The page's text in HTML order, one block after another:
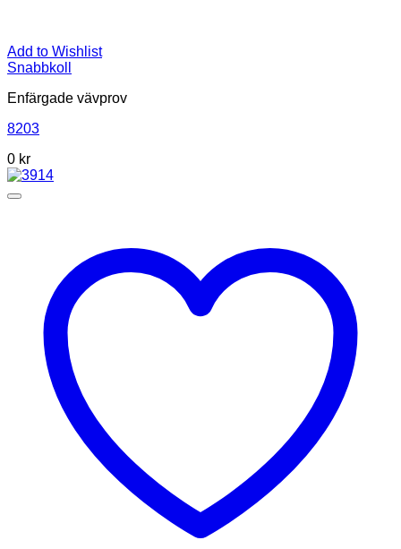
Add to Wishlist
Snabbkoll
Enfärgade vävprov
8203
0 kr